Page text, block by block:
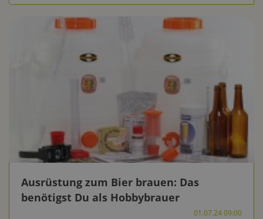
Ausrüstung zum Bier brauen: Das
benötigst Du als Hobbybrauer
01.07.24 09:00